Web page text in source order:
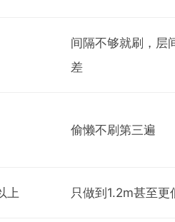
间隔不够就刷，层
差
偷懒不刷第三遍
上 只做到1.2m甚至更